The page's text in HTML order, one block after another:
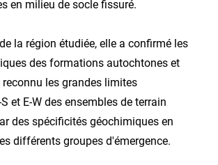
en milieu de socle fissuré.
la région étudiée, elle a confirmé les
des formations autochtones et
les grandes limites
et E-W des ensembles de terrain
des spécificités géochimiques en
différents groupes d'émergence.